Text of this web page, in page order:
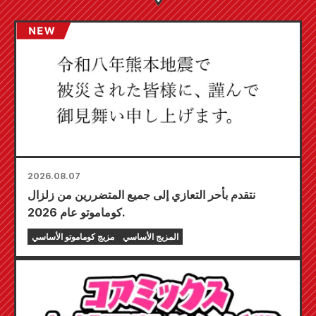
2026.08.07
نتقدم بأحر التعازي إلى جميع المتضررين من زلزال
كوماموتو عام 2026.
مزيج كوماموتو الأساسي المزيج الأساسي